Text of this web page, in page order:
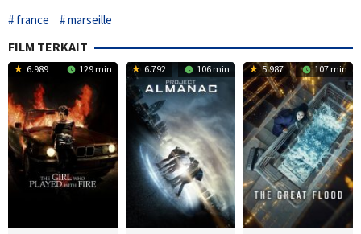
france
marseille
FILM TERKAIT
6.989 129 min 6.792 106 min 5.987 107 min